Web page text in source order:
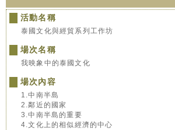
活動名稱
泰國文化與經貿系列工作坊
場次名稱
我映象中的泰國文化
場次內容
1.中南半島
2.鄰近的國家
3.中南半島的重要
4.文化上的相似經濟的中心